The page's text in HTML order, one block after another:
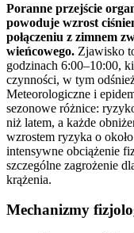
Poranne przejście
powoduje wzrost
połączeniu z zimnem
wieńcowego. Zjawisko
godzinach 6:00–10:00,
czynności, w tym
Meteorologiczne i
sezonowe różnice:
niż latem, a każde
wzrostem ryzyka o
intensywne obciążenie
szczególne zagrożenie
krążenia.
Mechanizmy